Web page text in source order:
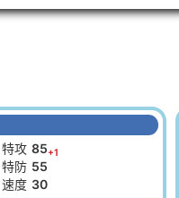
特攻 85+1
特防 55
速度 30